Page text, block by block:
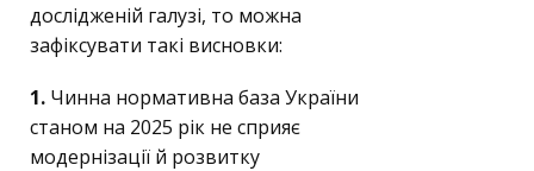
дослідженій галузі, то можна
зафіксувати такі висновки:
1. Чинна нормативна база України
станом на 2025 рік не сприяє
модернізації й розвитку